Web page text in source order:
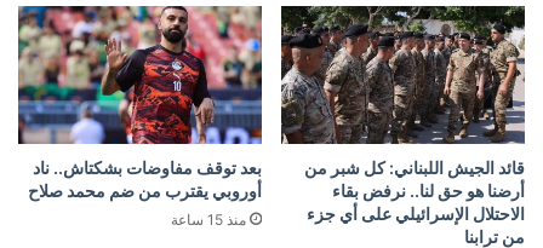
قائد الجيش اللبناني: كل شبر من
أرضنا هو حق لنا.. نرفض بقاء
الاحتلال الإسرائيلي على أي جزء
من ترابنا
بعد توقف مفاوضات بشكتاش.. ناد
أوروبي يقترب من ضم محمد صلاح
منذ 15 ساعة